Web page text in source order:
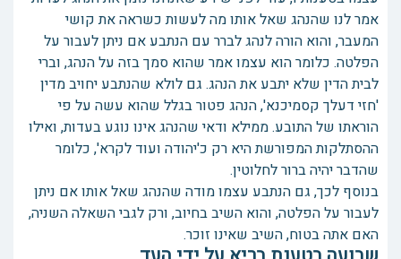
אמר לנו שהנהג שאל אותו מה לעשות כשראה את קושי
המעבר, והוא הורה לנהג לברר עם הנתבע אם ניתן לעבור על
הפלטה. כלומר הוא עצמו אמר שהוא סמך בזה על הנהג, וברי
לבית הדין שלא יתבע את הנהג. גם לולא שהנתבע יחויב מדין
'חזי דעלך קסמיכנא', הנהג פטור בגלל שהוא עשה על פי
הוראתו של התובע. ממילא ודאי שהנהג אינו נוגע בעדות, ואילו
ההסתלקות המפורשת היא רק כ'יהודה ועוד לקרא', כלומר
שהדבר יהיה ברור לחלוטין.
בנוסף לכך, גם הנתבע עצמו מודה שהנהג שאל אותו אם ניתן
לעבור על הפלטה, והוא השיב בחיוב, ורק לגבי השאלה השניה,
האם אתה בטוח, השיב שאינו זוכר.